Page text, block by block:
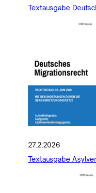
Textausgabe
27.2.2026
Textausgabe